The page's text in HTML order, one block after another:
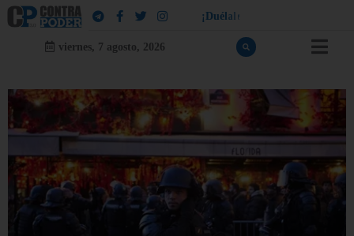
¡ Dué a e
viernes, 7 agosto, 2026